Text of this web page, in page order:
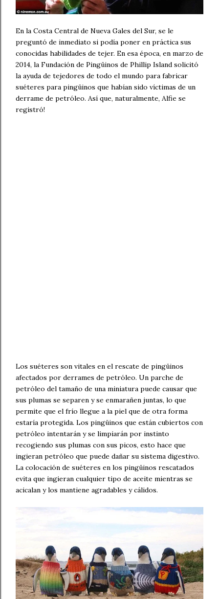
En la Costa Central de Nueva Gales del Sur, se le
preguntó de inmediato si podía poner en práctica sus
conocidas habilidades de tejer. En esa época, en marzo de
2014, la Fundación de Pingüinos de Phillip Island solicitó
la ayuda de tejedores de todo el mundo para fabricar
suéteres para pingüinos que habían sido víctimas de un
derrame de petróleo. Así que, naturalmente, Alfie se
registró!
Los suéteres son vitales en el rescate de pingüinos
afectados por derrames de petróleo. Un parche de
petróleo del tamaño de una miniatura puede causar que
sus plumas se separen y se enmarañen juntas, lo que
permite que el frío llegue a la piel que de otra forma
estaría protegida. Los pingüinos que están cubiertos con
petróleo intentarán y se limpiarán por instinto
recogiendo sus plumas con sus picos, esto hace que
ingieran petróleo que puede dañar su sistema digestivo.
La colocación de suéteres en los pingüinos rescatados
evita que ingieran cualquier tipo de aceite mientras se
acicalan y los mantiene agradables y cálidos.